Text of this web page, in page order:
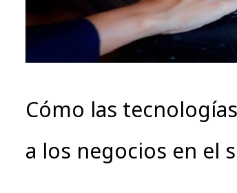
Cómo las
a los negocios en el